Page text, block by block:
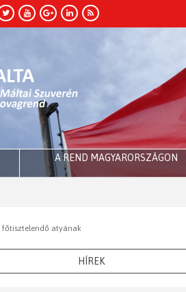
A REND MAGYARORSZÁGON
főtisztelendő atyának
HÍREK